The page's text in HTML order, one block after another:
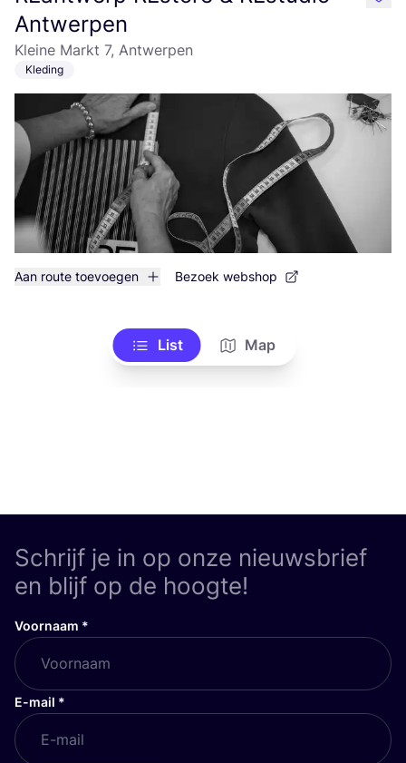
Antwerpen
Kleine Markt 7, Antwerpen
Kleding
Aan route toevoegen Bezoek webshop
like
List Map
Schrijf je in op onze nieuwsbrief
en blijf op de hoogte!
Voornaam *
E-mail *